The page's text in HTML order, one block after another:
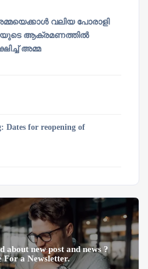
വലിയ പോരാളി
ആക്രമണത്തില്‍
അമ്മ
Dates for reopening of
about new post and news ?
For a Newsletter.